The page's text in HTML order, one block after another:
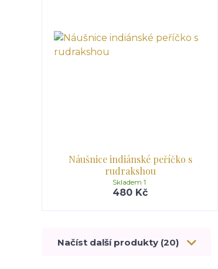
Náušnice indiánské peříčko s
rudrakshou
480 Kč
Skladem 1
Načíst další produkty (20)